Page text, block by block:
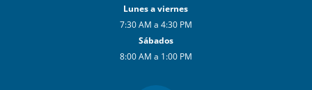
Lunes a viernes
7:30 AM a 4:30 PM
Sábados
8:00 AM a 1:00 PM